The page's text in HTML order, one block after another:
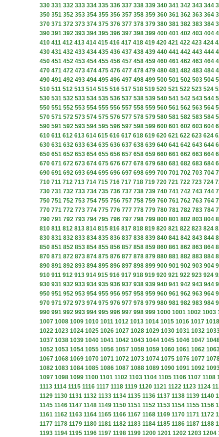
330 331 332 333 334 335 336 337 338 339 340 341 342 343 344
350 351 352 353 354 355 356 357 358 359 360 361 362 363 364
370 371 372 373 374 375 376 377 378 379 380 381 382 383 384
390 391 392 393 394 395 396 397 398 399 400 401 402 403 404
410 411 412 413 414 415 416 417 418 419 420 421 422 423 424
430 431 432 433 434 435 436 437 438 439 440 441 442 443 444
450 451 452 453 454 455 456 457 458 459 460 461 462 463 464
470 471 472 473 474 475 476 477 478 479 480 481 482 483 484
490 491 492 493 494 495 496 497 498 499 500 501 502 503 504
510 511 512 513 514 515 516 517 518 519 520 521 522 523 524
530 531 532 533 534 535 536 537 538 539 540 541 542 543 544
550 551 552 553 554 555 556 557 558 559 560 561 562 563 564
570 571 572 573 574 575 576 577 578 579 580 581 582 583 584
590 591 592 593 594 595 596 597 598 599 600 601 602 603 604
610 611 612 613 614 615 616 617 618 619 620 621 622 623 624
630 631 632 633 634 635 636 637 638 639 640 641 642 643 644
650 651 652 653 654 655 656 657 658 659 660 661 662 663 664
670 671 672 673 674 675 676 677 678 679 680 681 682 683 684
690 691 692 693 694 695 696 697 698 699 700 701 702 703 704
710 711 712 713 714 715 716 717 718 719 720 721 722 723 724
730 731 732 733 734 735 736 737 738 739 740 741 742 743 744
750 751 752 753 754 755 756 757 758 759 760 761 762 763 764
770 771 772 773 774 775 776 777 778 779 780 781 782 783 784
790 791 792 793 794 795 796 797 798 799 800 801 802 803 804
810 811 812 813 814 815 816 817 818 819 820 821 822 823 824
830 831 832 833 834 835 836 837 838 839 840 841 842 843 844
850 851 852 853 854 855 856 857 858 859 860 861 862 863 864
870 871 872 873 874 875 876 877 878 879 880 881 882 883 884
890 891 892 893 894 895 896 897 898 899 900 901 902 903 904
910 911 912 913 914 915 916 917 918 919 920 921 922 923 924
930 931 932 933 934 935 936 937 938 939 940 941 942 943 944
950 951 952 953 954 955 956 957 958 959 960 961 962 963 964
970 971 972 973 974 975 976 977 978 979 980 981 982 983 984
990 991 992 993 994 995 996 997 998 999 1000 1001 1002 1003
1007 1008 1009 1010 1011 1012 1013 1014 1015 1016 1017 1018
1022 1023 1024 1025 1026 1027 1028 1029 1030 1031 1032
1037 1038 1039 1040 1041 1042 1043 1044 1045 1046 1047
1052 1053 1054 1055 1056 1057 1058 1059 1060 1061 1062
1067 1068 1069 1070 1071 1072 1073 1074 1075 1076 1077
1082 1083 1084 1085 1086 1087 1088 1089 1090 1091 1092
1097 1098 1099 1100 1101 1102 1103 1104 1105 1106 1107 1108
1113 1114 1115 1116 1117 1118 1119 1120 1121 1122 1123 1124
1129 1130 1131 1132 1133 1134 1135 1136 1137 1138 1139 1140
1145 1146 1147 1148 1149 1150 1151 1152 1153 1154 1155 1156
1161 1162 1163 1164 1165 1166 1167 1168 1169 1170 1171 1172
1177 1178 1179 1180 1181 1182 1183 1184 1185 1186 1187 1188
1193 1194 1195 1196 1197 1198 1199 1200 1201 1202 1203 1204